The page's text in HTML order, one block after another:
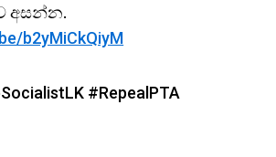
අසන්න.
b2yMiCkQiyM
#RepealPTA